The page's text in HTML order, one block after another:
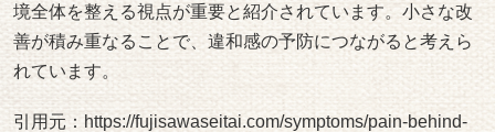
境全体を整える視点が重要と紹介されています。小さな改
善が積み重なることで、違和感の予防につながると考えら
れています。
引用元： https://fujisawaseitai.com/symptoms/pain-behind-